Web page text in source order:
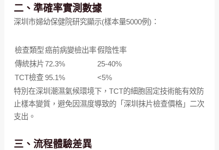
二、準確率實測數據
深圳市婦幼保健院研究顯示(樣本量5000例)：
檢查類型癌前病變檢出率假陰性率
傳統抹片72.3%
25-40%
TCT檢查95.1%
<5%
特別在深圳潮濕氣候環境下，TCT的細胞固定技術能有效防
止樣本變質，避免因濕度導致的「深圳抹片檢查價格」二次
支出。
三、流程體驗差異